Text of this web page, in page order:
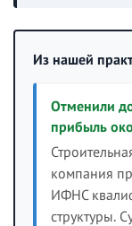
Из нашей
Отменили
прибыль
компания
ИФНС
структуры.